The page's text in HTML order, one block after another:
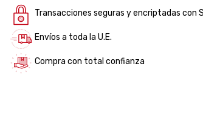
Transacciones seguras y encriptadas con
Envíos a toda la U.E.
Compra con total confianza